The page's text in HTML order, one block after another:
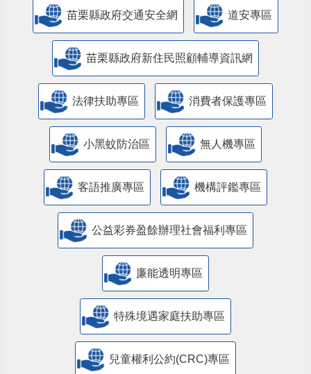
苗栗縣政府交通安全網 道安專區
苗栗縣政府新住民照顧輔導資訊網
法律扶助專區 消費者保護專區
小黑蚊防治區 無人機專區
客語推廣專區 機構評鑑專區
公益彩券盈餘辦理社會福利專區
廉能透明專區
特殊境遇家庭扶助專區
兒童權利公約(CRC)專區